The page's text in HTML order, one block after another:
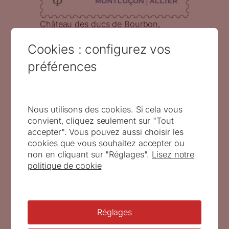
Château des ducs de Bourbon,
Staphane Levallois, gravure de Marie-
Noëlle Goffin, mise en page Valérie
Besser d’après photo Ville de
Saintes, Charente-Maritime, 2013
Cookies : configurez vos
préférences
Nous utilisons des cookies. Si cela vous
convient, cliquez seulement sur "Tout
accepter". Vous pouvez aussi choisir les
cookies que vous souhaitez accepter ou
non en cliquant sur "Réglages". Lisez notre
politique de cookie
Réglages